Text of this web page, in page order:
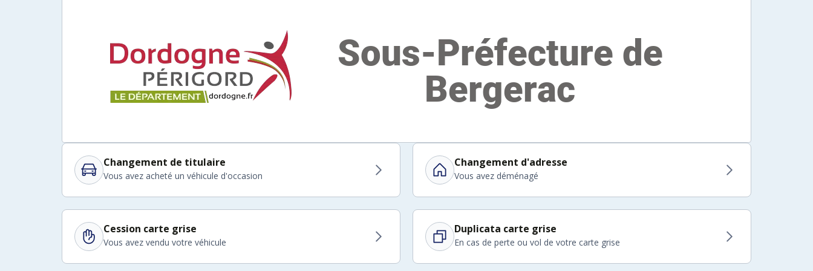
Changement de titulaire
Vous avez acheté un véhicule d'occasion
Changement d'adresse
Vous avez déménagé
Cession carte grise
Vous avez vendu votre véhicule
Duplicata carte grise
En cas de perte ou vol de votre carte grise